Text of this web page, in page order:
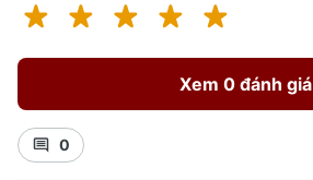
Xem 0 đánh giá
0